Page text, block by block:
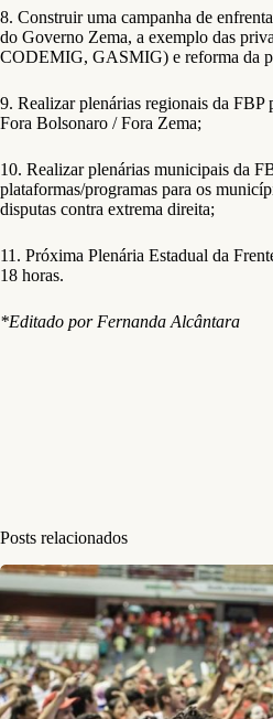
8. Construir uma campanha de
do Governo Zema, a exemplo das
CODEMIG, GASMIG) e reforma da
9. Realizar plenárias regionais da FBP
Fora Bolsonaro / Fora Zema;
10. Realizar plenárias municipais da
plataformas/programas para os
disputas contra extrema direita;
11. Próxima Plenária Estadual da
18 horas.
*Editado por Fernanda Alcântara
Posts relacionados